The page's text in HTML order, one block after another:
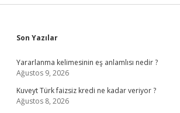
Sidebar
Son Yazılar
Yararlanma kelimesinin eş anlamlısı nedir ?
Ağustos 9, 2026
Kuveyt Türk faizsiz kredi ne kadar veriyor ?
Ağustos 8, 2026